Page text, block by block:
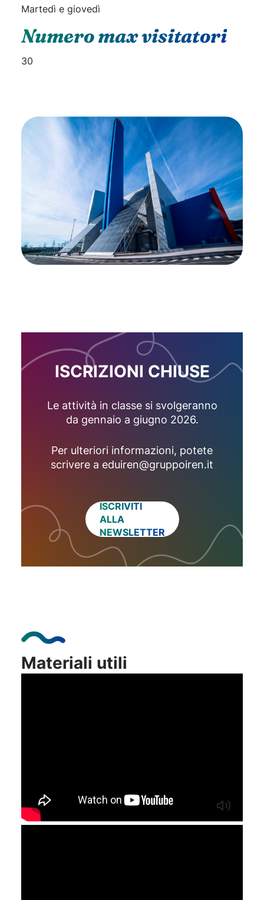
Martedì e giovedì
Numero max visitatori
30
ISCRIZIONI CHIUSE
Le attività in classe si svolgeranno
da gennaio a giugno 2026.
Per ulteriori informazioni, potete
scrivere a eduiren@gruppoiren.it
ISCRIVITI
ALLA
NEWSLETTER
Materiali utili